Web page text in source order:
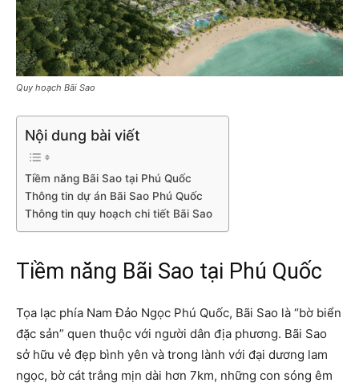
Quy hoạch Bãi Sao
Nội dung bài viết
Tiềm năng Bãi Sao tại Phú Quốc
Thông tin dự án Bãi Sao Phú Quốc
Thông tin quy hoạch chi tiết Bãi Sao
Tiềm năng Bãi Sao tại Phú Quốc
Tọa lạc phía Nam Đảo Ngọc Phú Quốc, Bãi Sao là “bờ biển
đặc sản” quen thuộc với người dân địa phương. Bãi Sao
sở hữu vẻ đẹp bình yên và trong lành với đại dương lam
ngọc, bờ cát trắng mịn dài hơn 7km, những con sóng êm